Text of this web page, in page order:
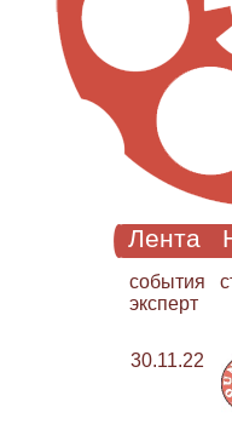
Лента
cобытия
эксперт
30.11.22